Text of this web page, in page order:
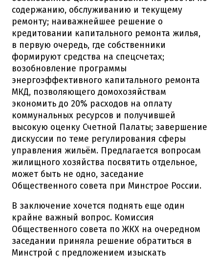
содержанию, обслуживанию и текущему
ремонту; наиважнейшее решение о
кредитовании капитального ремонта жилья,
в первую очередь, где собственники
формируют средства на спецсчетах;
возобновление программы
энергоэффективного капитального ремонта
МКД, позволяющего домохозяйствам
экономить до 20% расходов на оплату
коммунальных ресурсов и получившей
высокую оценку Счетной Палаты; завершение
дискуссии по теме регулирования сферы
управления жильём. Предлагается вопросам
жилищного хозяйства посвятить отдельное,
может быть не одно, заседание
Общественного совета при Минстрое России.
В заключение хочется поднять еще один
крайне важный вопрос. Комиссия
Общественного совета по ЖКХ на очередном
заседании приняла решение обратиться в
Минстрой с предложением изыскать